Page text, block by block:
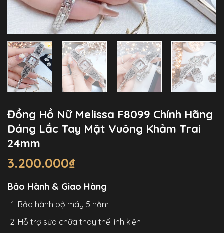
Đồng Hồ Nữ Melissa F8099 Chính Hãng
Dáng Lắc Tay Mặt Vuông Khảm Trai
24mm
3.200.000₫
Bảo Hành & Giao Hàng
Bảo hành bộ máy 5 năm
Hỗ trợ sửa chữa thay thế linh kiện